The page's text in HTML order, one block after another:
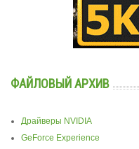
ФАЙЛОВЫЙ АРХИВ
Драйверы NVIDIA
GeForce Experience